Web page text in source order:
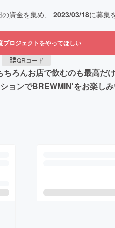
の資金を集め、 2023/03/18に募集
プロジェクトをやってほしい
QRコード
ろんお店で飲むのも最高だ
ンでBREWMIN'をお楽し